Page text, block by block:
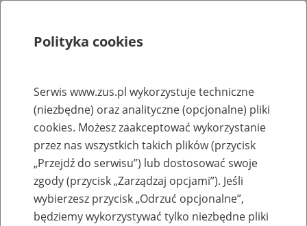
Rejestry, ewidencje i archiwa
Baza zlikwidowanych lub
przekształconych zakładów pracy
Nazwa zakładu pracy:
Polityka cookies
Serwis www.zus.pl wykorzystuje techniczne
(niezbędne) oraz analityczne (opcjonalne) pliki
cookies. Możesz zaakceptować wykorzystanie
przez nas wszystkich takich plików (przycisk
„Przejdź do serwisu”) lub dostosować swoje
zgody (przycisk „Zarządzaj opcjami”). Jeśli
wybierzesz przycisk „Odrzuć opcjonalne”,
będziemy wykorzystywać tylko niezbędne pliki